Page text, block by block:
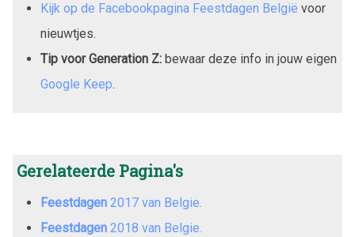
Kijk op de Facebookpagina Feestdagen België voor
nieuwtjes.
Tip voor Generation Z: bewaar deze info in jouw eigen
Google Keep.
Gerelateerde Pagina's
Feestdagen 2017 van Belgie.
Feestdagen 2018 van Belgie.